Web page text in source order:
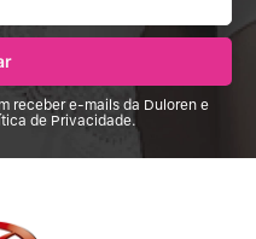
receber e-mails da Duloren e
de Privacidade.